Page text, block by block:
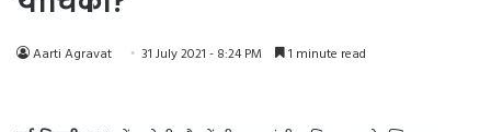
Aarti Agravat 31 July 2021 - 8:24 PM 1 minute read